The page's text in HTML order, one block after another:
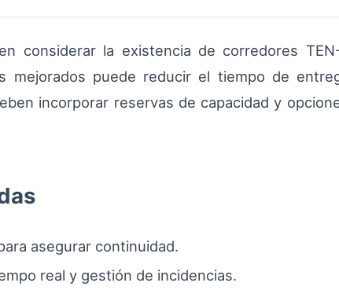
considerar la existencia de corredores
mejorados puede reducir el tiempo de
incorporar reservas de capacidad y
asegurar continuidad.
real y gestión de incidencias.